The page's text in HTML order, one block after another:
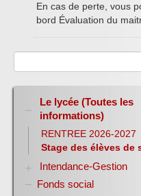
En cas de perte, vous
bord Évaluation du
Le lycée (Toutes les
informations)
RENTREE 2026-2027
Stage des élèves de
Intendance-Gestion
Restauration scolaire
Fonds social